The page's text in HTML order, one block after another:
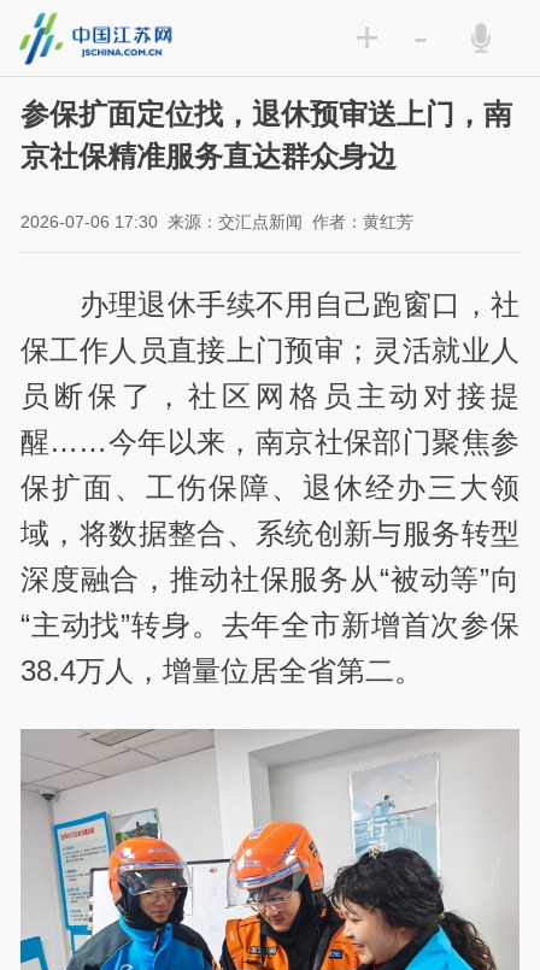
+ -
参保扩面定位找，退休预审送上门，南
京社保精准服务直达群众身边
2026-07-06 17:30 来源：交汇点新闻 作者：黄红芳
办理退休手续不用自己跑窗口，社
保工作人员直接上门预审；灵活就业人
员断保了，社区网格员主动对接提
醒……今年以来，南京社保部门聚焦参
保扩面、工伤保障、退休经办三大领
域，将数据整合、系统创新与服务转型
深度融合，推动社保服务从“被动等”向
“主动找”转身。去年全市新增首次参保
38.4万人，增量位居全省第二。